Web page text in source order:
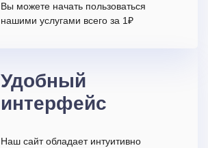
Вы можете начать пользоваться
нашими услугами всего за 1₽
Удобный
интерфейс
Наш сайт обладает интуитивно